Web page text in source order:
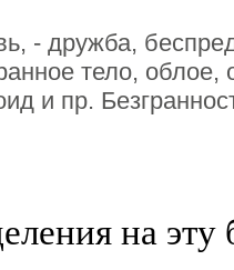
- дружба,
тело, облое,
и пр.
на эту